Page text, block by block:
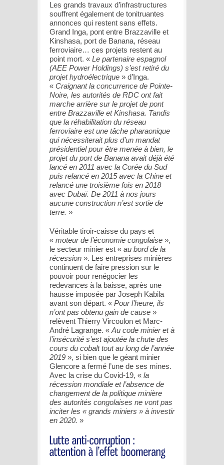
Les grands travaux d’infrastructures
souffrent également de tonitruantes
annonces qui restent sans effets.
Grand Inga, pont entre Brazzaville et
Kinshasa, port de Banana, réseau
ferroviaire… ces projets restent au
point mort. « Le partenaire espagnol
(AEE Power Holdings) s’est retiré du
projet hydroélectrique » d’Inga.
« Craignant la concurrence de Pointe-
Noire, les autorités de RDC ont fait
marche arrière sur le projet de pont
entre Brazzaville et Kinshasa. Tandis
que la réhabilitation du réseau
ferroviaire est une tâche pharaonique
qui nécessiterait plus d’un mandat
présidentiel pour être menée à bien, le
projet du port de Banana avait déjà été
lancé en 2011 avec la Corée du Sud
puis relancé en 2015 avec la Chine et
relancé une troisième fois en 2018
avec Dubaï. De 2011 à nos jours
aucune construction n’est sortie de
terre. »
Véritable tiroir-caisse du pays et
« moteur de l’économie congolaise »,
le secteur minier est « au bord de la
récession ». Les entreprises minières
continuent de faire pression sur le
pouvoir pour renégocier les
redevances à la baisse, après une
hausse imposée par Joseph Kabila
avant son départ. « Pour l’heure, ils
n’ont pas obtenu gain de cause »
relèvent Thierry Vircoulon et Marc-
André Lagrange. «Au code minier et à
l’insécurité s’est ajoutée la chute des
cours du cobalt tout au long de l’année
2019 », si bien que le géant minier
Glencore a fermé l’une de ses mines.
Avec la crise du Covid-19, « la
récession mondiale et l’absence de
changement de la politique minière
des autorités congolaises ne vont pas
inciter les « grands miniers » à investir
en 2020. »